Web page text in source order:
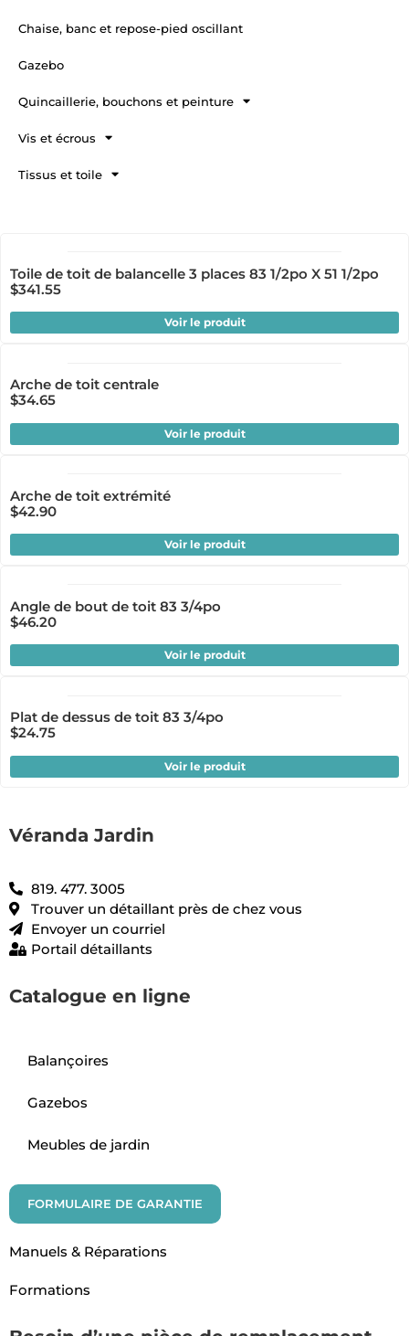
Chaise, banc et repose-pied oscillant
Gazebo
Quincaillerie, bouchons et peinture
Vis et écrous
Tissus et toile
Toile de toit de balancelle 3 places 83 1/2po X 51 1/2po
$341.55
Voir le produit
Arche de toit centrale
$34.65
Voir le produit
Arche de toit extrémité
$42.90
Voir le produit
Angle de bout de toit 83 3/4po
$46.20
Voir le produit
Plat de dessus de toit 83 3/4po
$24.75
Voir le produit
Véranda Jardin
819. 477. 3005
Trouver un détaillant près de chez vous
Envoyer un courriel
Portail détaillants
Catalogue en ligne
Balançoires
Gazebos
Meubles de jardin
FORMULAIRE DE GARANTIE
Manuels & Réparations
Formations